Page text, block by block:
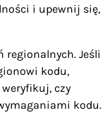
i upewnij się,
regionalnych. Jeśli
kodu,
czy
kodu.